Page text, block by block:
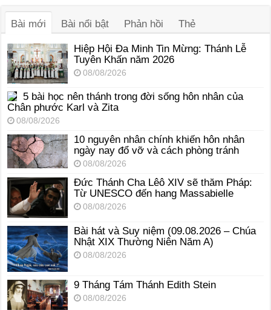
Bài mới Bài nổi bật Phản hồi Thẻ
Hiệp Hội Đa Minh Tin Mừng: Thánh Lễ
Tuyên Khấn năm 2026
08/08/2026
5 bài học nên thánh trong đời sống hôn nhân của
Chân phước Karl và Zita
08/08/2026
10 nguyên nhân chính khiến hôn nhân
ngày nay đổ vỡ và cách phòng tránh
08/08/2026
Đức Thánh Cha Lêô XIV sẽ thăm Pháp:
Từ UNESCO đến hang Massabielle
08/08/2026
Bài hát và Suy niệm (09.08.2026 – Chúa
Nhật XIX Thường Niên Năm A)
08/08/2026
9 Tháng Tám Thánh Edith Stein
08/08/2026